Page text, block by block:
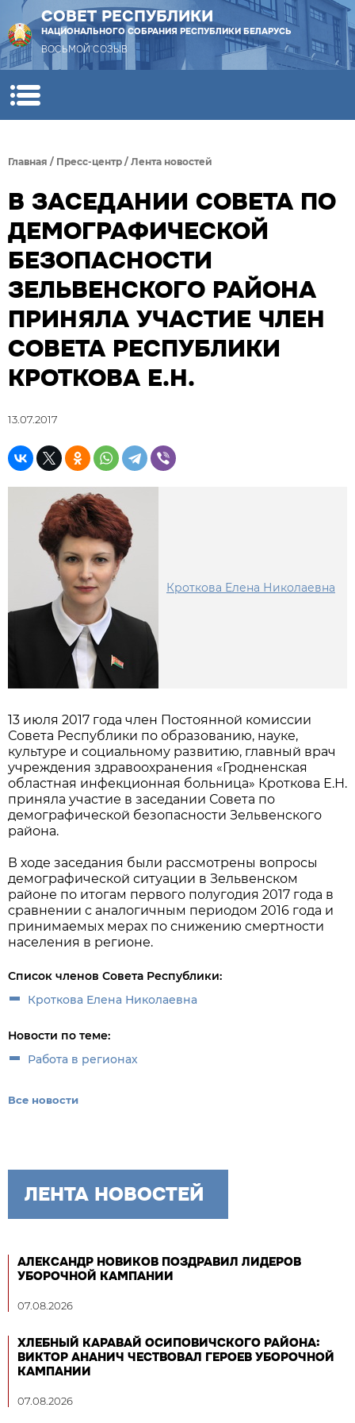
СОВЕТ РЕСПУБЛИКИ
НАЦИОНАЛЬНОГО СОБРАНИЯ РЕСПУБЛИКИ БЕЛАРУСЬ
ВОСЬМОЙ СОЗЫВ
Главная / Пресс-центр / Лента новостей
В ЗАСЕДАНИИ СОВЕТА ПО
ДЕМОГРАФИЧЕСКОЙ
БЕЗОПАСНОСТИ
ЗЕЛЬВЕНСКОГО РАЙОНА
ПРИНЯЛА УЧАСТИЕ ЧЛЕН
СОВЕТА РЕСПУБЛИКИ
КРОТКОВА Е.Н.
13.07.2017
Кроткова Елена Николаевна
13 июля 2017 года член Постоянной комиссии
Совета Республики по образованию, науке,
культуре и социальному развитию, главный врач
учреждения здравоохранения «Гродненская
областная инфекционная больница» Кроткова Е.Н.
приняла участие в заседании Совета по
демографической безопасности Зельвенского
района.
В ходе заседания были рассмотрены вопросы
демографической ситуации в Зельвенском
районе по итогам первого полугодия 2017 года в
сравнении с аналогичным периодом 2016 года и
принимаемых мерах по снижению смертности
населения в регионе.
Список членов Совета Республики:
Кроткова Елена Николаевна
Новости по теме:
Работа в регионах
Все новости
ЛЕНТА НОВОСТЕЙ
АЛЕКСАНДР НОВИКОВ ПОЗДРАВИЛ ЛИДЕРОВ
УБОРОЧНОЙ КАМПАНИИ
07.08.2026
ХЛЕБНЫЙ КАРАВАЙ ОСИПОВИЧСКОГО РАЙОНА:
ВИКТОР АНАНИЧ ЧЕСТВОВАЛ ГЕРОЕВ УБОРОЧНОЙ
КАМПАНИИ
07.08.2026